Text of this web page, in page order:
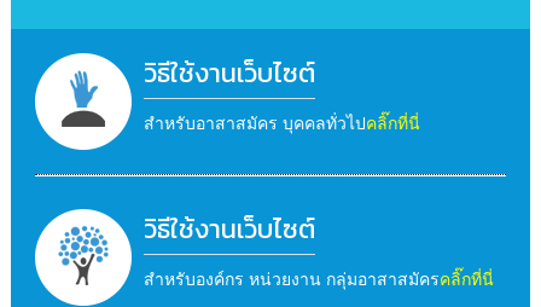
วิธีใช้งานเว็บไซต์
สำหรับอาสาสมัคร บุคคลทั่วไปคลิ๊กที่นี่
วิธีใช้งานเว็บไซต์
สำหรับองค์กร หน่วยงาน กลุ่มอาสาสมัครคลิ๊กที่นี่